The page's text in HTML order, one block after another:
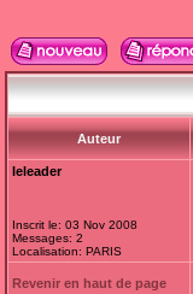
Auteur
leleader
Inscrit le: 03 Nov 2008
Messages: 2
Localisation: PARIS
Revenir en haut de page